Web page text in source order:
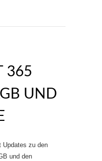
365
UND
Updates zu den
und den